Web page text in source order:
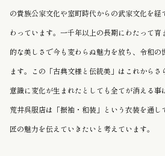
の貴族公家文化や室町時代からの武家文化を
わっています。一千年以上の長期にわたって
的な美しさで今も変わらぬ魅力を放ち、令和
ます。この「古典文様と伝統美」はこれから
意識に変化が生まれたとしても全てが消える事
荒井呉服店は「振袖・和装」という衣装を通
匠の魅力を伝えていきたいと考えています。